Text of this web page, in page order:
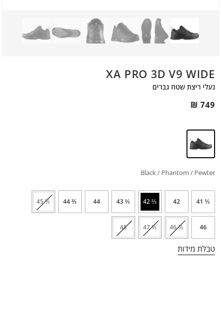
XA PRO 3D V9 WIDE
נעלי ריצת שטח גברים
₪ 749
Black / Phantom / Pewter
⅓ 41
42
⅔ 42
⅓ 43
44
⅔ 44
⅓ 45
46
⅔ 46
⅓ 47
48
טבלת מידות